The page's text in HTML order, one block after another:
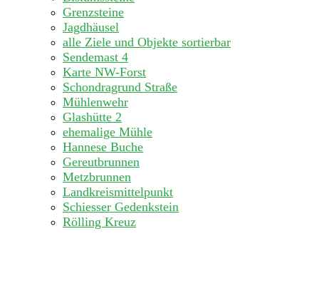
Grenzsteine
Jagdhäusel
alle Ziele und Objekte sortierbar
Sendemast 4
Karte NW-Forst
Schondragrund Straße
Mühlenwehr
Glashütte 2
ehemalige Mühle
Hannese Buche
Gereutbrunnen
Metzbrunnen
Landkreismittelpunkt
Schiesser Gedenkstein
Rölling Kreuz